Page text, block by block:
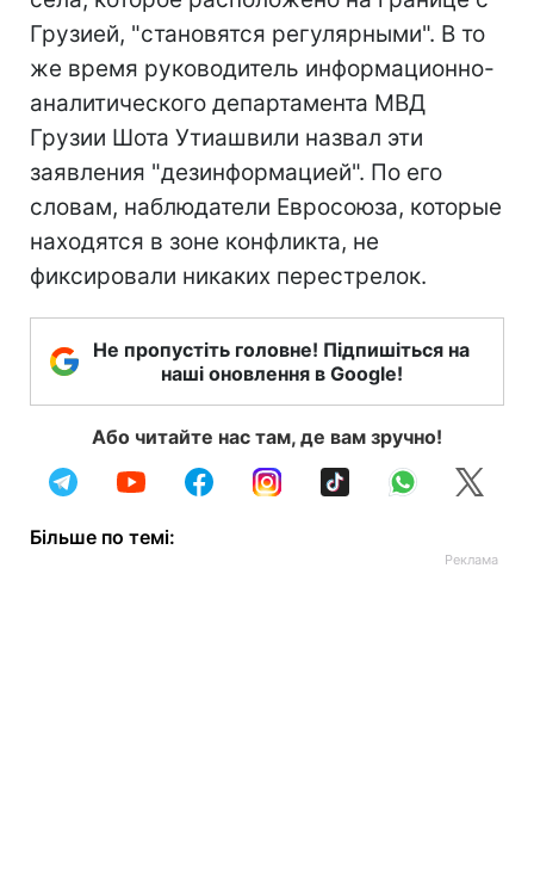
Грузией, "становятся регулярными". В то
же время руководитель информационно-
аналитического департамента МВД
Грузии Шота Утиашвили назвал эти
заявления "дезинформацией". По его
словам, наблюдатели Евросоюза, которые
находятся в зоне конфликта, не
фиксировали никаких перестрелок.
Не пропустіть головне! Підпишіться на
наші оновлення в Google!
Або читайте нас там, де вам зручно!
Більше по темі: